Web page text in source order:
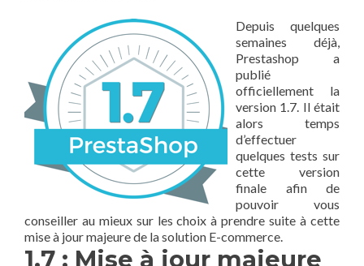
Depuis quelques
semaines déjà,
Prestashop a
publié
officiellement la
version 1.7. Il était
alors temps
d’effectuer
quelques tests sur
cette version
finale afin de
pouvoir vous
conseiller au mieux sur les choix à prendre suite à cette
mise à jour majeure de la solution E-commerce.
1.7 : Mise à jour majeure